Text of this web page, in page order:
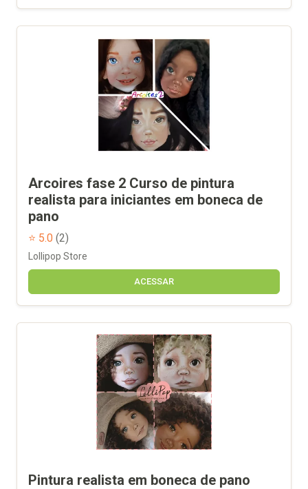
Arcoires fase 2 Curso de pintura
realista para iniciantes em boneca de
pano
⭐ 5.0 (2)
Lollipop Store
ACESSAR
Pintura realista em boneca de pano